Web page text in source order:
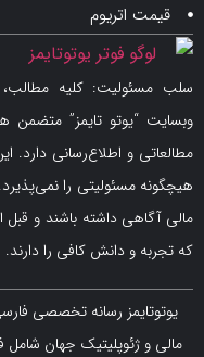
کلیه مطالب، اخبار،
تایمز” متضمن هیچ
اطلاع‌رسانی دارد. این
را نمی‌پذیرد. افراد
داشته باشند و قبل از اقدام
دانش کافی را دارند.
رسانه تخصصی فارسی‌زبان در
جهان شامل فارکس،